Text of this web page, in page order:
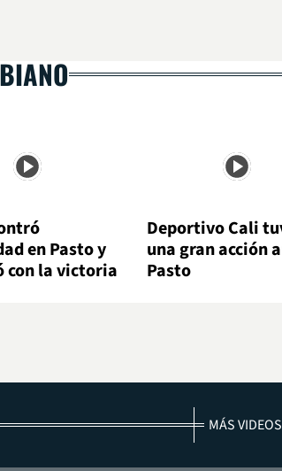
en Pasto y
con la victoria
Deportivo Cali
una gran acción
Pasto
MÁS VIDEOS